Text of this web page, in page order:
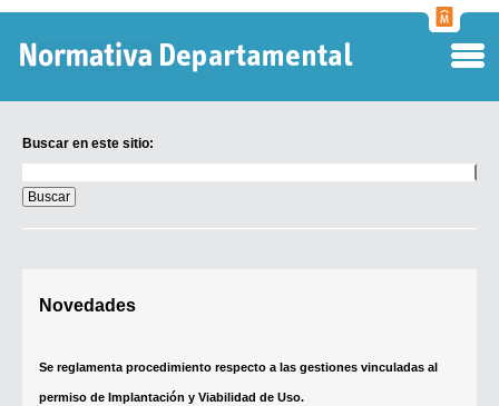
Buscar en este sitio:
en
este
sitio:
Novedades
Se reglamenta procedimiento respecto a las gestiones vinculadas al
permiso de Implantación y Viabilidad de Uso.